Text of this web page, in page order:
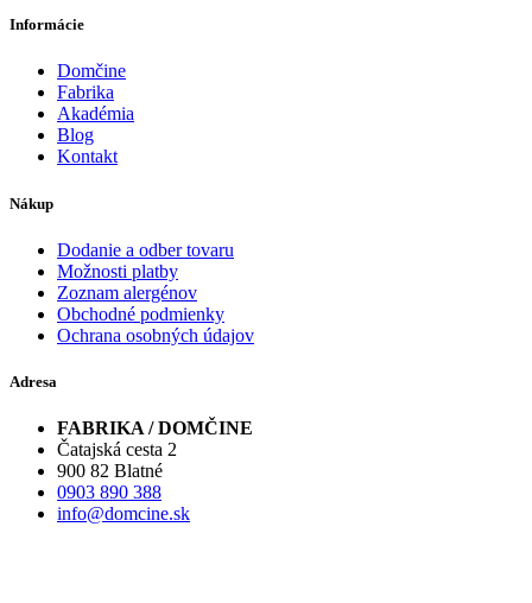
Informácie
Domčine
Fabrika
Akadémia
Blog
Kontakt
Nákup
Dodanie a odber tovaru
Možnosti platby
Zoznam alergénov
Obchodné podmienky
Ochrana osobných údajov
Adresa
FABRIKA / DOMČINE
Čatajská cesta 2
900 82 Blatné
0903 890 388
info@domcine.sk